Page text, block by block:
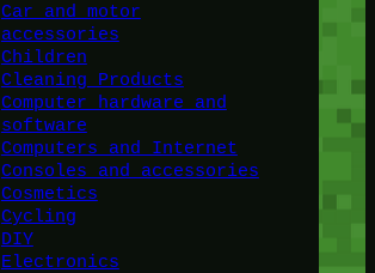
Car and motor
accessories
Children
Cleaning Products
Computer hardware and
software
Computers and Internet
Consoles and accessories
Cosmetics
Cycling
DIY
Electronics